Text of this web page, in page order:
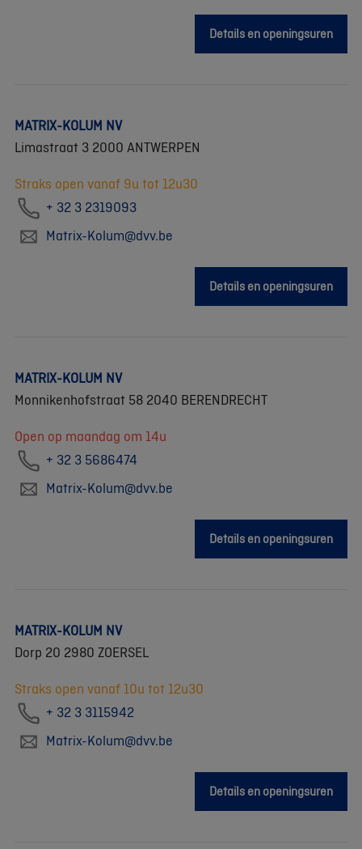
Details en openingsuren
MATRIX-KOLUM NV
Limastraat 3 2000 ANTWERPEN
Straks open vanaf 9u tot 12u30
+ 32 3 2319093
Matrix-Kolum@dvv.be
Details en openingsuren
MATRIX-KOLUM NV
Monnikenhofstraat 58 2040 BERENDRECHT
Open op maandag om 14u
+ 32 3 5686474
Matrix-Kolum@dvv.be
Details en openingsuren
MATRIX-KOLUM NV
Dorp 20 2980 ZOERSEL
Straks open vanaf 10u tot 12u30
+ 32 3 3115942
Matrix-Kolum@dvv.be
Details en openingsuren